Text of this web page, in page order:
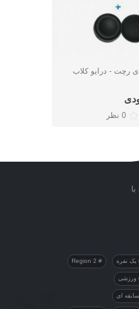
داشتن
رچت - درایو کلاب
0 نظر
یک نفره
ورزشی
ای